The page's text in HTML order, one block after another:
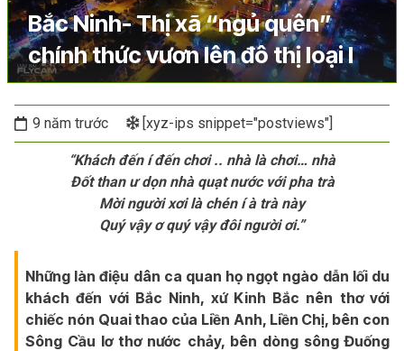
Bắc Ninh- Thị xã “ngủ quên”
chính thức vươn lên đô thị loại I
9 năm trước [xyz-ips snippet="postviews"]
“Khách đến í đến chơi .. nhà là chơi… nhà
Đốt than ư dọn nhà quạt nước với pha trà
Mời người xơi là chén í à trà này
Quý vậy ơ quý vậy đôi người ơi.”
Những làn điệu dân ca quan họ ngọt ngào dẫn lối du
khách đến với Bắc Ninh, xứ Kinh Bắc nên thơ với
chiếc nón Quai thao của Liền Anh, Liền Chị, bên con
Sông Cầu lơ thơ nước chảy, bên dòng sông Đuống